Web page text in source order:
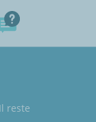
reste